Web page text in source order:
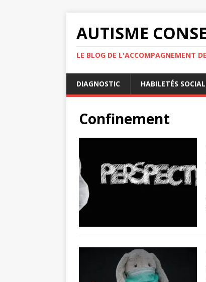
AUTISME
LE BLOG DE L'ACCOMPAGNEMENT
DIAGNOSTIC HABILETÉS
Confinement